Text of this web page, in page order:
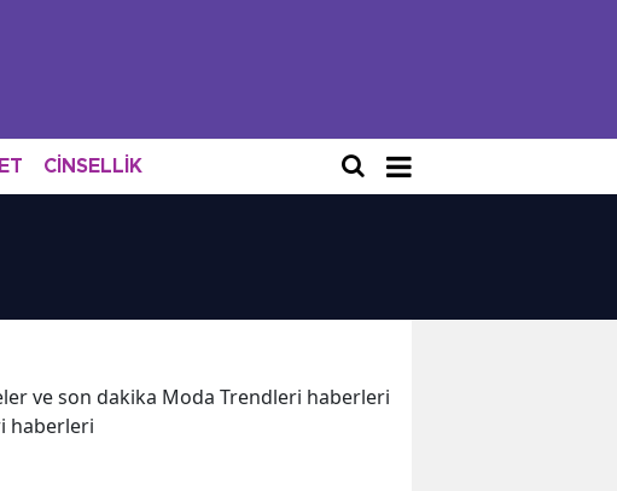
CİNSELLİK
ve son dakika Moda Trendleri haberleri
haberleri